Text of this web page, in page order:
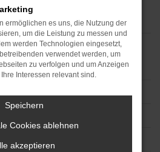
ermöglichen es uns, die Nutzung der
um die Leistung zu messen und
werden Technologien eingesetzt,
verwendet werden, um
zu verfolgen und um Anzeigen
Interessen relevant sind.
Speichern
Cookies ablehnen
akzeptieren